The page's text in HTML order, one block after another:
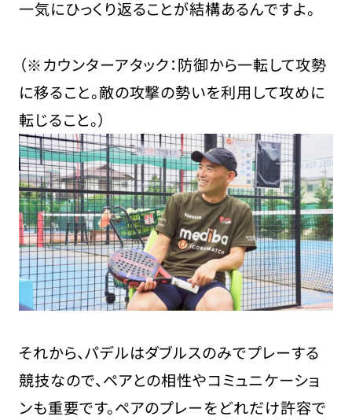
一気にひっくり返ることが結構あるんですよ。
（※カウンターアタック：防御から一転して攻勢
に移ること。敵の攻撃の勢いを利用して攻めに
転じること。）
それから、パデルはダブルスのみでプレーする
競技なので、ペアとの相性やコミュニケーショ
ンも重要です。ペアのプレーをどれだけ許容で